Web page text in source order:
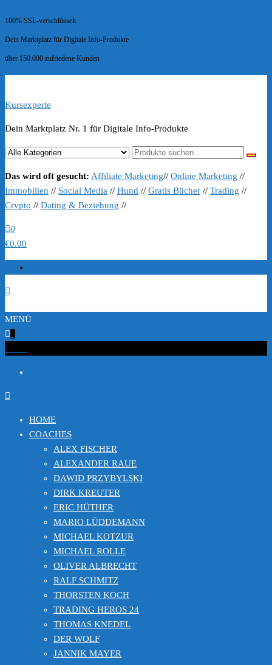
100% SSL-verschlüsselt
Dein Marktplatz für Digitale Info-Produkte
über 150.000 zufriedene Kunden
Kursexperte
Dein Marktplatz Nr. 1 für Digitale Info-Produkte
Das wird oft gesucht: Affiliate Marketing// Online Marketing //
Immobilien // Social Media // Hund // Gratis Bücher // Trading //
Crypto // Dating & Beziehung //
0
€0.00
MENÜ
HOME
COACHES
ALEX FISCHER
ALEXANDER RAUE
DAWID PRZYBYLSKI
DIRK KREUTER
ERIC HÜTHER
MARIO LÜDDEMANN
MICHAEL KOTZUR
MICHAEL ROLLE
OLIVER ALBRECHT
RALF SCHMITZ
THORSTEN KOCH
TRADING HEROS 24
THOMAS KNEDEL
DER WOLF
JANNIK MAYER